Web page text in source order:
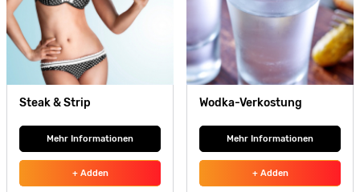
Steak & Strip
Mehr Informationen
+ Adden
Wodka-Verkostung
Mehr Informationen
+ Adden